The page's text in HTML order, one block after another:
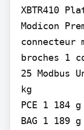
XBTR410
Modicon
connecteur
broches 1
25 Modbus
kg
PCE 1 184
BAG 1 189